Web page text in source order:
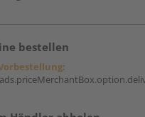
bestellen